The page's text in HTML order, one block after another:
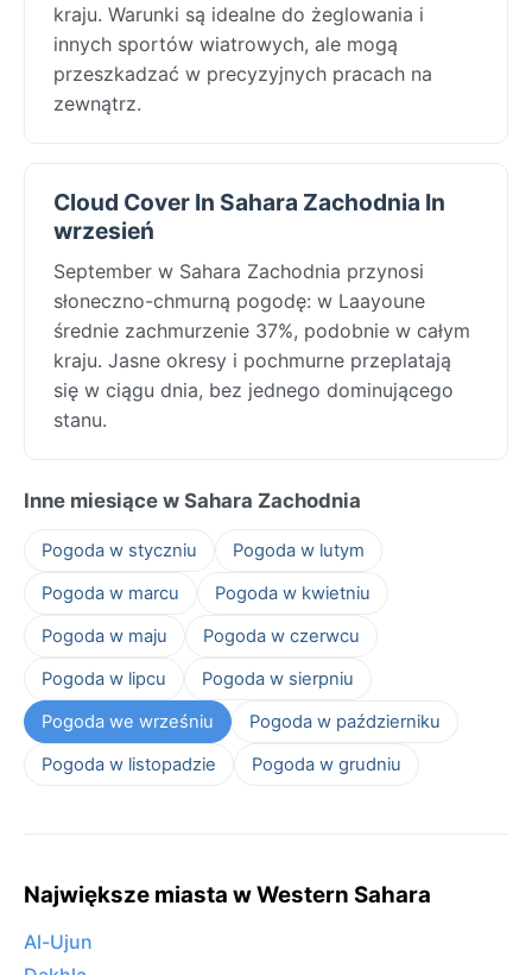
kraju. Warunki są idealne do żeglowania i
innych sportów wiatrowych, ale mogą
przeszkadzać w precyzyjnych pracach na
zewnątrz.
Cloud Cover In Sahara Zachodnia In
wrzesień
September w Sahara Zachodnia przynosi
słoneczno-chmurną pogodę: w Laayoune
średnie zachmurzenie 37%, podobnie w całym
kraju. Jasne okresy i pochmurne przeplatają
się w ciągu dnia, bez jednego dominującego
stanu.
Inne miesiące w Sahara Zachodnia
Pogoda w styczniu
Pogoda w lutym
Pogoda w marcu
Pogoda w kwietniu
Pogoda w maju
Pogoda w czerwcu
Pogoda w lipcu
Pogoda w sierpniu
Pogoda we wrześniu
Pogoda w październiku
Pogoda w listopadzie
Pogoda w grudniu
Największe miasta w Western Sahara
Al-Ujun